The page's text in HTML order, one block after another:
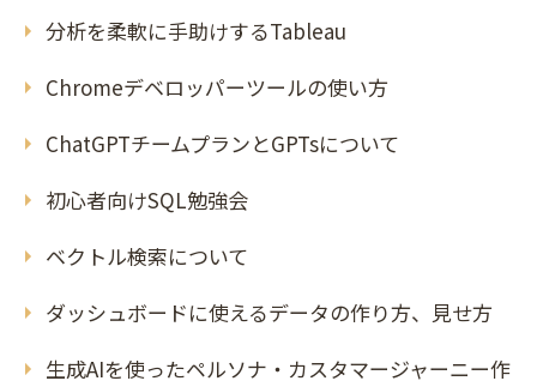
分析を柔軟に手助けするTableau
Chromeデベロッパーツールの使い方
ChatGPTチームプランとGPTsについて
初心者向けSQL勉強会
ベクトル検索について
ダッシュボードに使えるデータの作り方、見せ方
生成AIを使ったペルソナ・カスタマージャーニー作